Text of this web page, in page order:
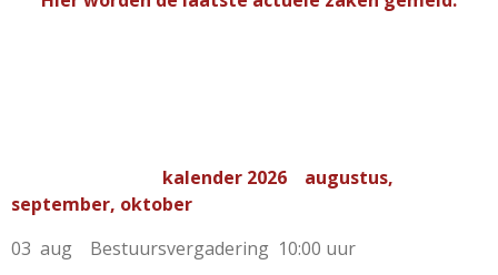
kalender 2026 augustus,
september, oktober
03 aug Bestuursvergadering 10:00 uur